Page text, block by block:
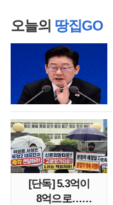
오늘의 땅집GO
[단독] 5.3억이
8억으로…